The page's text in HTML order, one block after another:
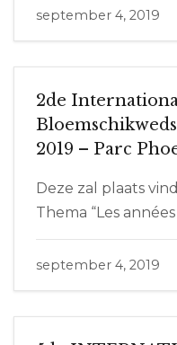
september 4, 2019
2de
2019 – Parc
Deze zal plaats
Thema “Les
september 4, 2019